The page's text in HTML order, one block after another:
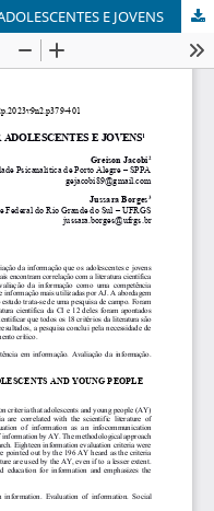
E JOVENS